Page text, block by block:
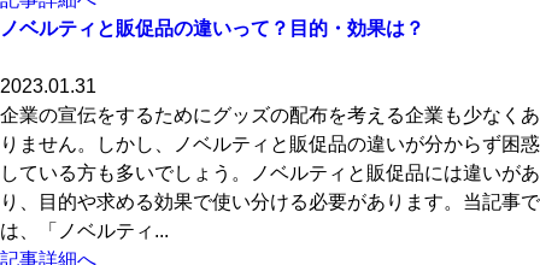
ノベルティと販促品の違いって？目的・効果は？
2023.01.31
企業の宣伝をするためにグッズの配布を考える企業も少なくあ
りません。しかし、ノベルティと販促品の違いが分からず困惑
している方も多いでしょう。ノベルティと販促品には違いがあ
り、目的や求める効果で使い分ける必要があります。当記事で
は、「ノベルティ...
記事詳細へ